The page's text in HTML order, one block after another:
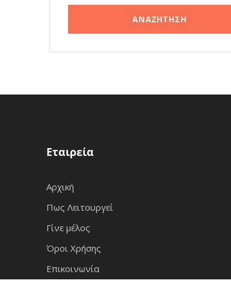
Εταιρεία
Αρχική
Πως Λειτουργεί
Γίνε μέλος
Όροι Χρήσης
Επικοινωνία